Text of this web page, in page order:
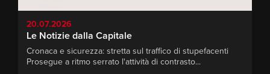
20.07.2026
Le Notizie dalla Capitale
Cronaca e sicurezza: stretta sul traffico di stupefacenti
Prosegue a ritmo serrato l'attività di contrasto...